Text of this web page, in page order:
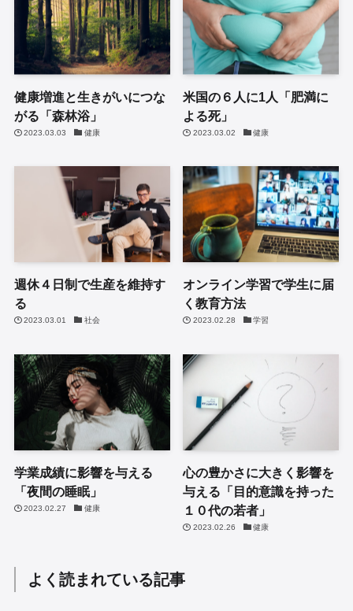
健康増進と生きがいにつな
がる「森林浴」
2023.03.03 健康
米国の６人に1人「肥満に
よる死」
2023.03.02 健康
週休４日制で生産を維持す
る
2023.03.01 社会
オンライン学習で学生に届
く教育方法
2023.02.28 学習
学業成績に影響を与える
「夜間の睡眠」
2023.02.27 健康
心の豊かさに大きく影響を
与える「目的意識を持った
１０代の若者」
2023.02.26 健康
よく読まれている記事